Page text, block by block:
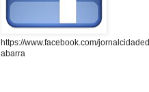
https://www.facebook.com/jornalcidaded
abarra